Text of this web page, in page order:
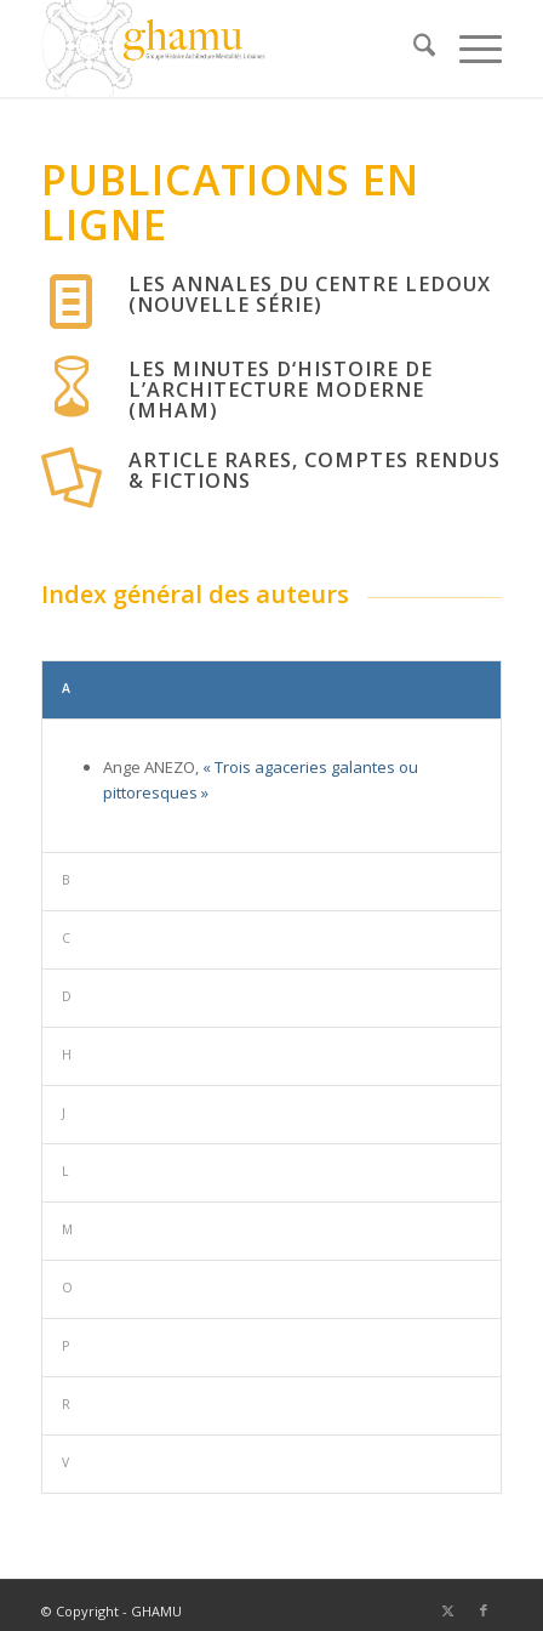
PUBLICATIONS EN
LIGNE
LES ANNALES DU CENTRE LEDOUX
(NOUVELLE SÉRIE)
LES MINUTES D‘HISTOIRE DE
L’ARCHITECTURE MODERNE
(MHAM)
ARTICLE RARES, COMPTES RENDUS
& FICTIONS
Index général des auteurs
A
Ange ANEZO, « Trois agaceries galantes ou
pittoresques »
B
C
D
H
J
L
M
O
P
R
V
© Copyright - GHAMU